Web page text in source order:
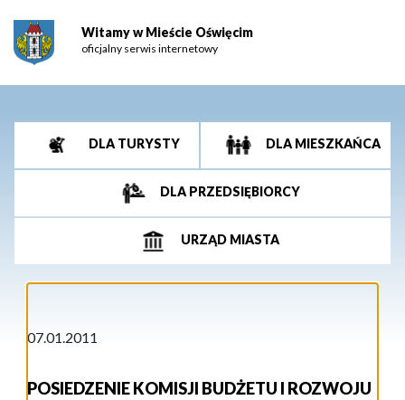
Witamy w Mieście Oświęcim
oficjalny serwis internetowy
DLA TURYSTY DLA MIESZKAŃCA
DLA PRZEDSIĘBIORCY
URZĄD MIASTA
07.01.2011
POSIEDZENIE KOMISJI BUDŻETU I ROZWOJU